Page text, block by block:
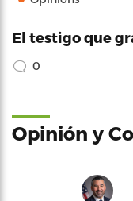
El testigo que
0
Opinión y